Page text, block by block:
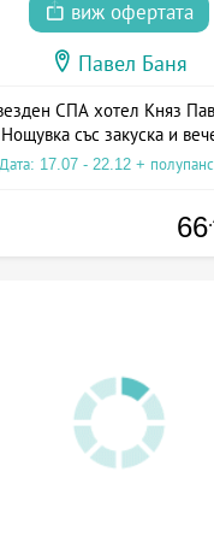
виж офертата
Павел Баня
СПА хотел Княз
Нощувка със закуска и
Дата: 17.07 - 22.12 +
66